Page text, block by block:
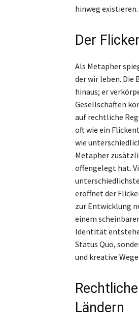
hinweg existieren.
Der
Als Metapher
der wir leben. Die
hinaus; er
Gesellschaften
auf rechtliche
oft wie ein
wie
Metapher
offengelegt hat.
eröffnet der
zur Entwicklung
einem
Identität
Status Quo,
und kreative
Ländern